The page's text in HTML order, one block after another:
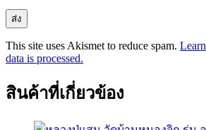
This site uses Akismet to reduce spam.
data is processed.
สินค้าที่เกี่ยวข้อง